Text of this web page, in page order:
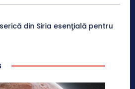
din Siria esenţială pentru